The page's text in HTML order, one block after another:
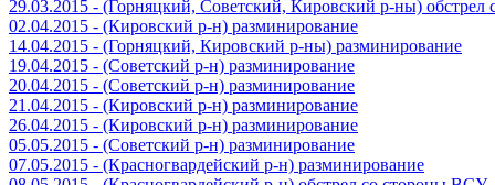
29.03.2015 - (Горняцкий, Советский, Кировский р-ны)
02.04.2015 - (Кировский р-н) разминирование
14.04.2015 - (Горняцкий, Кировский р-ны) разминирование
19.04.2015 - (Советский р-н) разминирование
20.04.2015 - (Советский р-н) разминирование
21.04.2015 - (Кировский р-н) разминирование
26.04.2015 - (Кировский р-н) разминирование
05.05.2015 - (Советский р-н) разминирование
07.05.2015 - (Красногвардейский р-н) разминирование